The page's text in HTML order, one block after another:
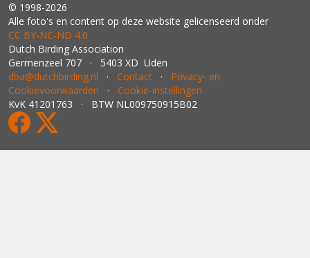
© 1998-2026
Alle foto's en content op deze website gelicenseerd onder
CC BY‑NC‑ND 4.0
Dutch Birding Association
Germenzeel 707 · 5403 XD Uden
dba@dutchbirding.nl · Contact · Privacy- en
Cookievoorwaarden · Cookie-instellingen
KvK 41201763 · BTW NL009750915B02